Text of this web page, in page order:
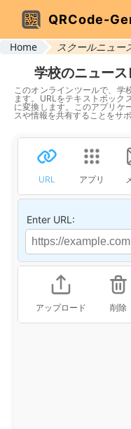
QRCode-
Home スクールニュー
学校のニュー
このオンラインツールで、学
ます。URLをテキストボック
に変換します。このアプリケ
スや情報を共有することをサ
URL アプリ
Enter URL:
アップロード 削除